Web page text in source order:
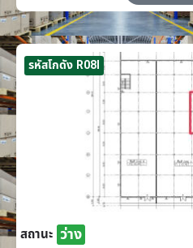
รหัสโกดัง R08I
สถานะ ว่าง